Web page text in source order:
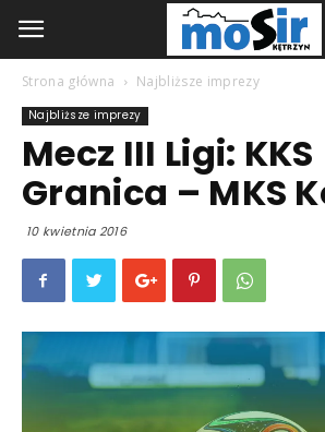
Strona główna Najbliższe imprezy
Najbliższe imprezy
Mecz III Ligi: KKS
Granica – MKS
10 kwietnia 2016